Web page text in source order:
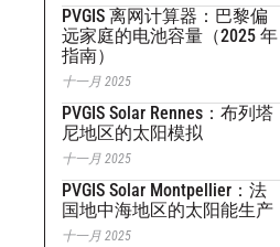
PVGIS 离网计算器：巴黎偏
远家庭的电池容量（2025 年
指南）
十一月 2025
PVGIS Solar Rennes：布列塔
尼地区的太阳模拟
十一月 2025
PVGIS Solar Montpellier：法
国地中海地区的太阳能生产
十一月 2025